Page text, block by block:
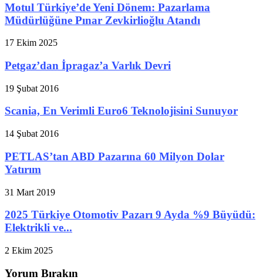
Motul Türkiye’de Yeni Dönem: Pazarlama
Müdürlüğüne Pınar Zevkirlioğlu Atandı
17 Ekim 2025
Petgaz’dan İpragaz’a Varlık Devri
19 Şubat 2016
Scania, En Verimli Euro6 Teknolojisini Sunuyor
14 Şubat 2016
PETLAS’tan ABD Pazarına 60 Milyon Dolar
Yatırım
31 Mart 2019
2025 Türkiye Otomotiv Pazarı 9 Ayda %9 Büyüdü:
Elektrikli ve...
2 Ekim 2025
Yorum Bırakın